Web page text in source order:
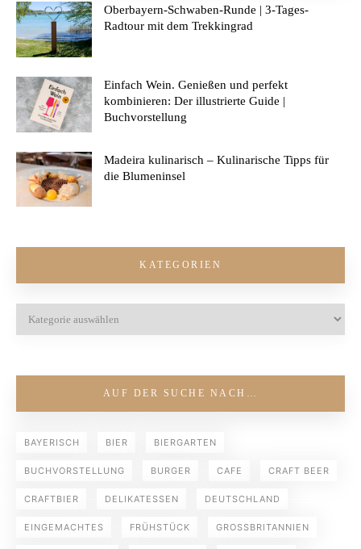
Oberbayern-Schwaben-Runde | 3-Tages-
Radtour mit dem Trekkingrad
Einfach Wein. Genießen und perfekt
kombinieren: Der illustrierte Guide |
Buchvorstellung
Madeira kulinarisch – Kulinarische Tipps für
die Blumeninsel
KATEGORIEN
AUF DER SUCHE NACH…
BAYERISCH BIER BIERGARTEN
BUCHVORSTELLUNG BURGER CAFE CRAFT BEER
CRAFTBIER DELIKATESSEN DEUTSCHLAND
EINGEMACHTES FRÜHSTÜCK GROSSBRITANNIEN